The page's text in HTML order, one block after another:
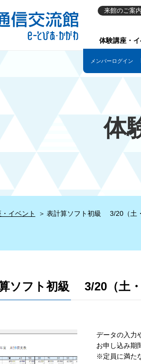
体験講座・イ
来館のご案内
体
イベント 表計算ソフト初級 3/20（土
ソフト初級 3/20（土・
データの入力
お申し込み期
※定員に満た